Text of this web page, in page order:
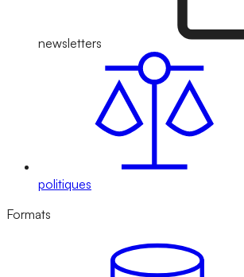
newsletters
politiques
Formats